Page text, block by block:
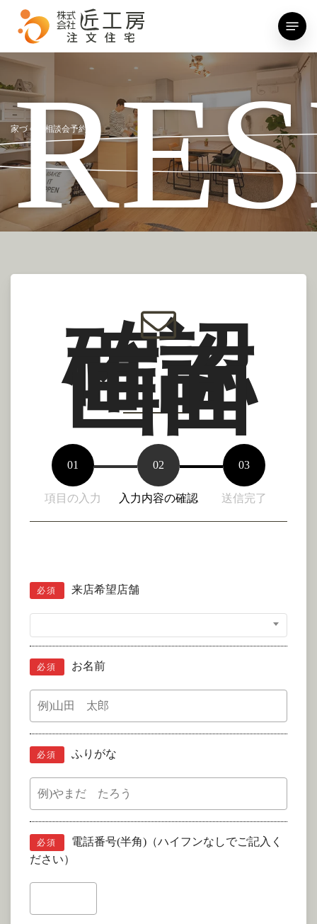
content
Menu
家づくり相談会予約
確認
画面
01
項目の入力
02
入力内容の確認
03
送信完了
必須 来店希望店舗
必須 お名前
必須 ふりがな
必須
電話番号(半角)（ハイフンなしでご記入く
ださい）